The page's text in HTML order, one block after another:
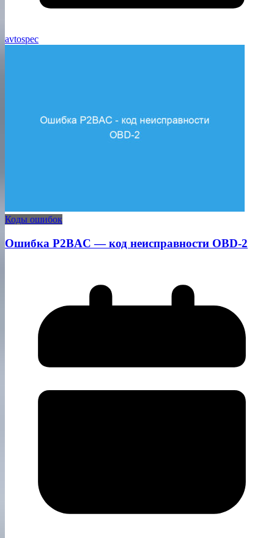
avtospec
Коды ошибок
Ошибка P2BAC — код неисправности OBD-2